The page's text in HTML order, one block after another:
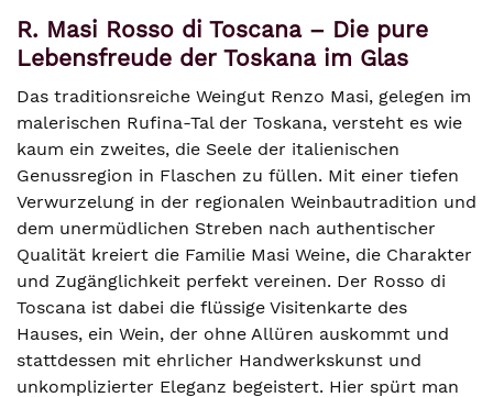
R. Masi Rosso di Toscana – Die pure
Lebensfreude der Toskana im Glas
Das traditionsreiche Weingut Renzo Masi, gelegen im
malerischen Rufina-Tal der Toskana, versteht es wie
kaum ein zweites, die Seele der italienischen
Genussregion in Flaschen zu füllen. Mit einer tiefen
Verwurzelung in der regionalen Weinbautradition und
dem unermüdlichen Streben nach authentischer
Qualität kreiert die Familie Masi Weine, die Charakter
und Zugänglichkeit perfekt vereinen. Der Rosso di
Toscana ist dabei die flüssige Visitenkarte des
Hauses, ein Wein, der ohne Allüren auskommt und
stattdessen mit ehrlicher Handwerkskunst und
unkomplizierter Eleganz begeistert. Hier spürt man